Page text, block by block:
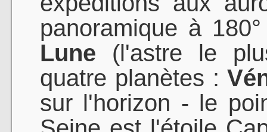
panoramique à
Lune (l'astre le
quatre planètes :
sur l'horizon - le